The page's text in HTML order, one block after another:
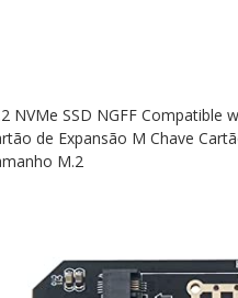
NVMe SSD NGFF Compatible
de Expansão M Chave
M.2